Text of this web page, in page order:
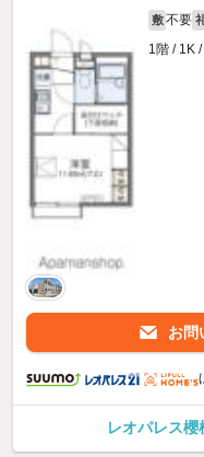
敷 不要
1階 / 1K
お問
レオパレス